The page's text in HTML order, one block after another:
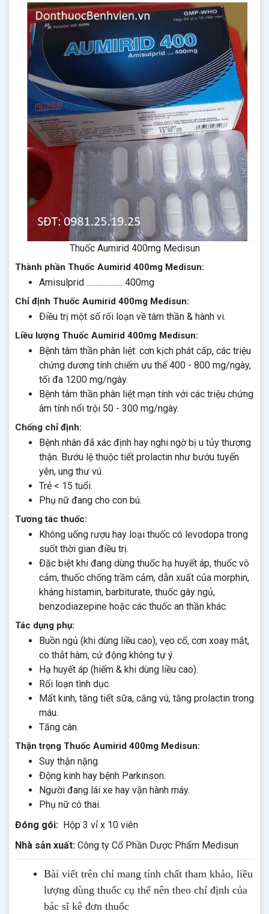
Thuốc Aumirid 400mg Medisun
Thành phần Thuốc Aumirid 400mg Medisun:
Amisulprid .................... 400mg
Chỉ định Thuốc Aumirid 400mg Medisun:
Ðiều trị một số rối loạn về tâm thần & hành vi.
Liều lượng Thuốc Aumirid 400mg Medisun:
Bệnh tâm thần phân liệt: cơn kịch phát cấp, các triệu
chứng dương tính chiếm ưu thế 400 - 800 mg/ngày,
tối đa 1200 mg/ngày.
Bệnh tâm thần phân liệt mạn tính với các triệu chứng
âm tính nổi trội 50 - 300 mg/ngày.
Chống chỉ định:
Bệnh nhân đã xác định hay nghi ngờ bị u tủy thượng
thận. Bướu lệ thuộc tiết prolactin như bướu tuyến
yên, ung thư vú.
Trẻ < 15 tuổi.
Phụ nữ đang cho con bú.
Tương tác thuốc:
Không uống rượu hay loại thuốc có levodopa trong
suốt thời gian điều trị.
Ðặc biệt khi đang dùng thuốc hạ huyết áp, thuốc vô
cảm, thuốc chống trầm cảm, dẫn xuất của morphin,
kháng histamin, barbiturate, thuốc gây ngủ,
benzodiazepine hoặc các thuốc an thần khác.
Tác dụng phụ:
Buồn ngủ (khi dùng liều cao), vẹo cổ, cơn xoay mắt,
co thắt hàm, cử động không tự ý.
Hạ huyết áp (hiếm & khi dùng liều cao).
Rối loạn tình dục.
Mất kinh, tăng tiết sữa, căng vú, tăng prolactin trong
máu.
Tăng cân.
Thận trọng Thuốc Aumirid 400mg Medisun:
Suy thận nặng.
Ðộng kinh hay bệnh Parkinson.
Người đang lái xe hay vận hành máy.
Phụ nữ có thai.
Đóng gói: Hộp 3 vỉ x 10 viên
Nhà sản xuất: Công ty Cổ Phần Dược Phẩm Medisun
Bài viết trên chỉ mang tính chất tham khảo, liều
lượng dùng thuốc cụ thể nên theo chỉ định của
bác sĩ kê đơn thuốc